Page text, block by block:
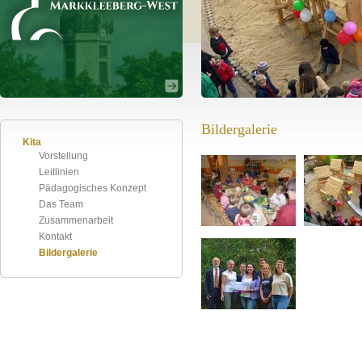
Kita
Vorstellung
Leitlinien
Pädagogisches Konzept
Das Team
Zusammenarbeit
Kontakt
Bildergalerie
Bildergalerie